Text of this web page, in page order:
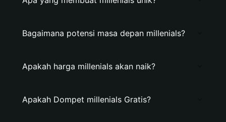
Bagaimana potensi masa depan millenials?
Apakah harga millenials akan naik?
Apakah Dompet millenials Gratis?